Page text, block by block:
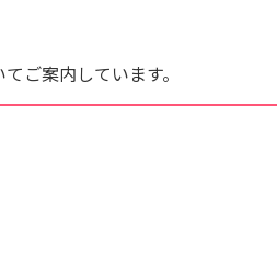
ご案内しています。